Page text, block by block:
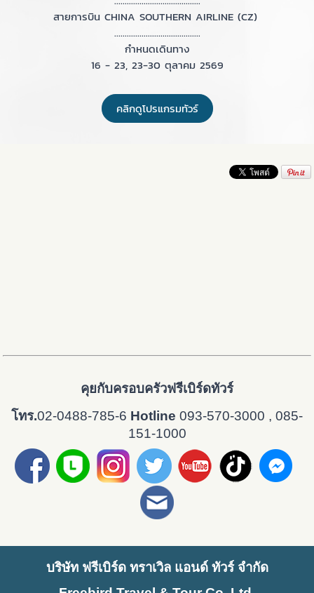
สายการบิน CHINA SOUTHERN AIRLINE (CZ)
.........................................
กำหนดเดินทาง
16 - 23, 23-30 ตุลาคม 2569
คลิกดูโปรแกรมทัวร์
คุยกับครอบครัวฟรีเบิร์ดทัวร์
โทร.02-0488-785-6 Hotline 093-570-3000 , 085-
151-1000
บริษัท ฟรีเบิร์ด ทราเวิล แอนด์ ทัวร์ จำกัด